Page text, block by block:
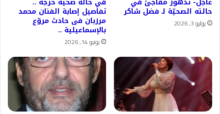
حالته الصحيّة لـ فضل شاكر
يوليو 3, 2026
تفاصيل إصابة الفنان محمد
مرزبان فى حادث مروّع
بالإسماعيلية ..
يونيو 14, 2026